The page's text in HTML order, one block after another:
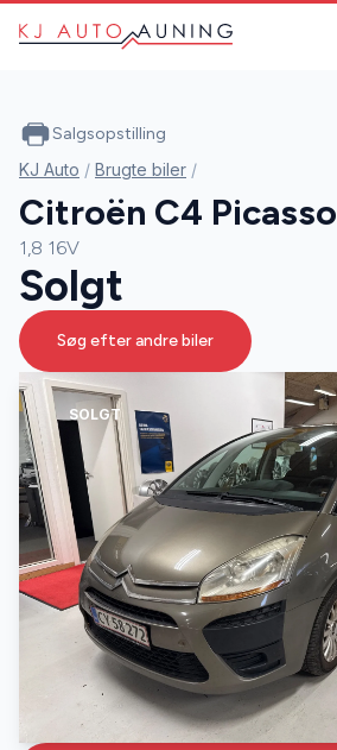
SOLGT
Salgsopstilling
KJ Auto / Brugte biler /
Citroën C4 Picasso
1,8 16V
Solgt
Søg efter andre biler